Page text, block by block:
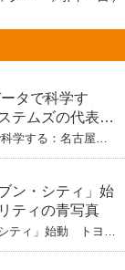
タで科学す
テムズの代表取
人生80年の暇つ
挑むヘルスケア
学する：名古屋大
ン・シティ」始
ティの青写真
ティ」始動 トヨタ